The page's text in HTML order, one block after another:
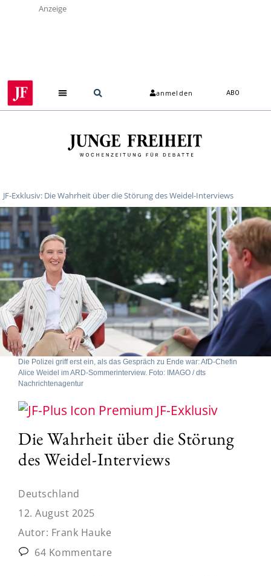
Anzeige
anmelden ABO
JF-Exklusiv: Die Wahrheit über die Störung des Weidel-Interviews
Die Polizei griff erst ein, als das Gespräch zu Ende war: AfD-Chefin
Alice Weidel im ARD-Sommerinterview. Foto: IMAGO / dts
Nachrichtenagentur
JF-Exklusiv
Die Wahrheit über die Störung
des Weidel-Interviews
Deutschland
12. August 2025
Autor: Frank Hauke
64 Kommentare